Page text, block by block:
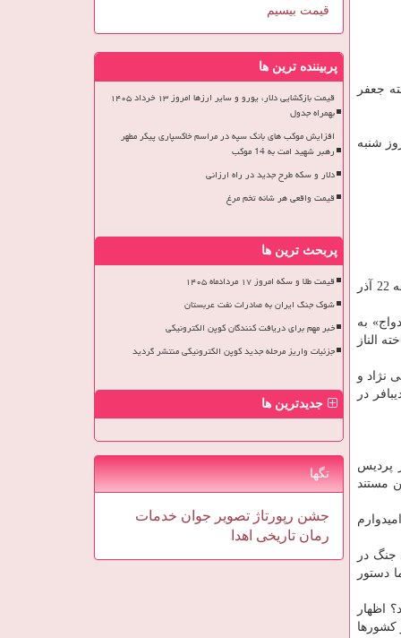
جعفر
شنبه
همزمان با پنجمین روز از برگزاری جشنواره سینماحقیقت در پردیس سینمایی چارسو، بعضی از فیلم های این دوره از جشنواره روز جمعه 22 آذر
به
الناز
نژاد و
در
پردیس
مستند
كرد: من سال 67 و اواخر سال های جنگ در
دستور
اظهار
كشورها
قیمت بیسیم
پربیننده ترین ها
قیمت بازگشایی دلار، یورو و سایر ارزها امروز ۱۳ خرداد ۱۴۰۵
بهمراه جدول
افزایش موکب های بانک سپه در مراسم خاکسپاری پیکر مطهر
رهبر شهید امت به 14 موکب
دلار و سکه طرح جدید در راه ارزانی
قیمت واقعی هر شانه تخم مرغ
پربحث ترین ها
قیمت طلا و سکه امروز ۱۷ مردادماه ۱۴۰۵
شوک جنگ ایران به صادرات نفت عربستان
خبر مهم برای دریافت کنندگان کوپن الکترونیکی
جزئیات واریز مرحله جدید کوپن الکترونیکی منتشر گردید
جدیدترین ها
تگها
جشن رپورتاژ تصویر جوان خدمات
رمان تاریخی اهدا